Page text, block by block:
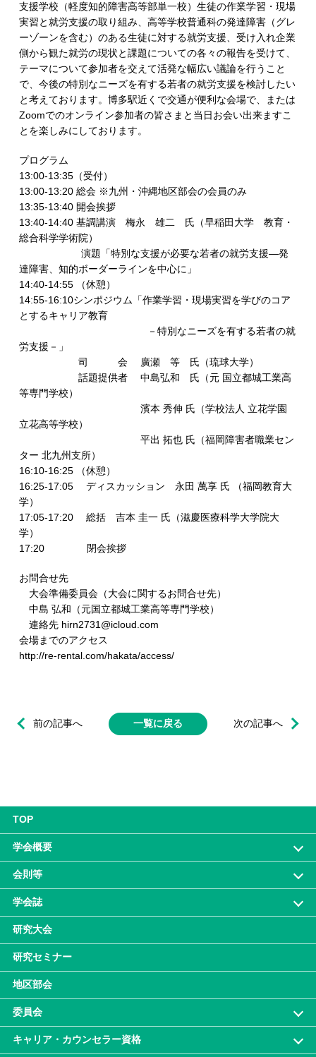
支援学校（軽度知的障害高等部単一校）生徒の作業学習・現場
実習と就労支援の取り組み、高等学校普通科の発達障害（グレ
ーゾーンを含む）のある生徒に対する就労支援、受け入れ企業
側から観た就労の現状と課題についての各々の報告を受けて、
テーマについて参加者を交えて活発な幅広い議論を行うこと
で、今後の特別なニーズを有する若者の就労支援を検討したい
と考えております。博多駅近くで交通が便利な会場で、または
Zoomでのオンライン参加者の皆さまと当日お会い出来ますこ
とを楽しみにしております。
プログラム
13:00-13:35（受付）
13:00-13:20 総会 ※九州・沖縄地区部会の会員のみ
13:35-13:40 開会挨拶
13:40-14:40 基調講演 梅永 雄二 氏（早稲田大学 教育・
総合科学学術院）
演題「特別な支援が必要な若者の就労支援―発
達障害、知的ボーダーラインを中心に」
14:40-14:55 （休憩）
14:55-16:10シンポジウム「作業学習・現場実習を学びのコア
とするキャリア教育
－特別なニーズを有する若者の就
労支援－」
司 会 廣瀬 等 氏（琉球大学）
話題提供者 中島弘和 氏（元 国立都城工業高
等専門学校）
濱本 秀伸 氏（学校法人 立花学園
立花高等学校）
平出 拓也 氏（福岡障害者職業セン
ター 北九州支所）
16:10-16:25 （休憩）
16:25-17:05 ディスカッション 永田 萬享 氏 （福岡教育大
学）
17:05-17:20 総括 吉本 圭一 氏（滋慶医療科学大学院大
学）
17:20 閉会挨拶
お問合せ先
大会準備委員会（大会に関するお問合せ先）
中島 弘和（元国立都城工業高等専門学校）
連絡先 hirn2731@icloud.com
会場までのアクセス
http://re-rental.com/hakata/access/
前の記事へ 次の記事へ
一覧に戻る
TOP
学会概要
会則等
学会誌
研究大会
研究セミナー
地区部会
委員会
キャリア・カウンセラー資格